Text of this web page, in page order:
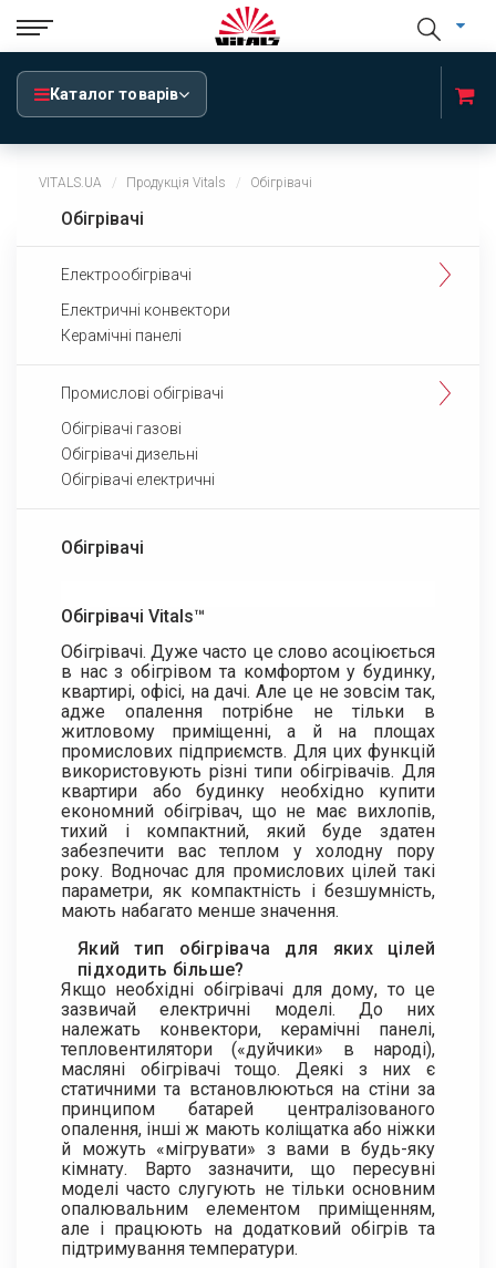
Каталог товарів
VITALS.UA Продукція Vitals Обігрівачі
Обігрівачі
Електрообігрівачі
Електричні конвектори
Керамічні панелі
Промислові обігрівачі
Обігрівачі газові
Обігрівачі дизельні
Обігрівачі електричні
Обігрівачі
Обігрівачі Vitals™
Обігрівачі. Дуже часто це слово асоціюється
в нас з обігрівом та комфортом у будинку,
квартирі, офісі, на дачі. Але це не зовсім так,
адже опалення потрібне не тільки в
житловому приміщенні, а й на площах
промислових підприємств. Для цих функцій
використовують різні типи обігрівачів. Для
квартири або будинку необхідно купити
економний обігрівач, що не має вихлопів,
тихий і компактний, який буде здатен
забезпечити вас теплом у холодну пору
року. Водночас для промислових цілей такі
параметри, як компактність і безшумність,
мають набагато менше значення.
Який тип обігрівача для яких цілей
підходить більше?
Якщо необхідні обігрівачі для дому, то це
зазвичай електричні моделі. До них
належать конвектори, керамічні панелі,
тепловентилятори («дуйчики» в народі),
масляні обігрівачі тощо. Деякі з них є
статичними та встановлюються на стіни за
принципом батарей централізованого
опалення, інші ж мають коліщатка або ніжки
й можуть «мігрувати» з вами в будь-яку
кімнату. Варто зазначити, що пересувні
моделі часто слугують не тільки основним
опалювальним елементом приміщенням,
але і працюють на додатковий обігрів та
підтримування температури.